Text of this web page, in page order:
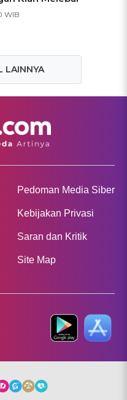
WIB
LAINNYA
Pedoman Media Siber
Kebijakan Privasi
Saran dan Kritik
Site Map